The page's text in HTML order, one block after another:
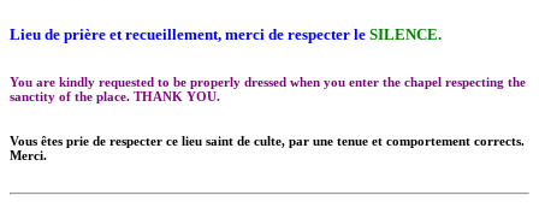
Lieu de prière et recueillement, merci de respecter le SILENCE.
You are kindly requested to be properly dressed when you enter the chapel respecting the
sanctity of the place. THANK YOU.
Vous êtes prie de respecter ce lieu saint de culte, par une tenue et comportement corrects.
Merci.